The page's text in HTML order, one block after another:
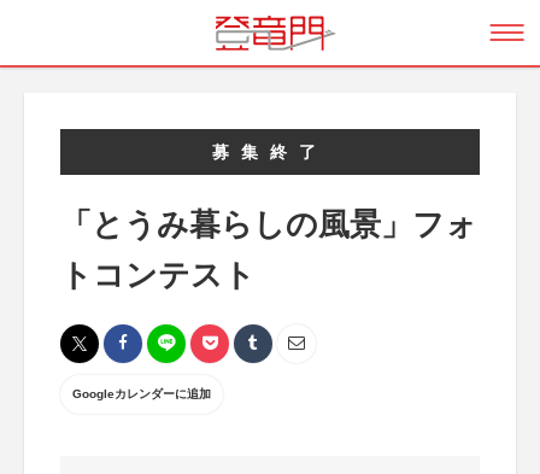
募集終了
「とうみ暮らしの風景」フォ
トコンテスト
Googleカレンダーに追加